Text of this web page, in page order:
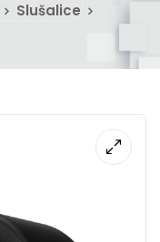
Slušalice